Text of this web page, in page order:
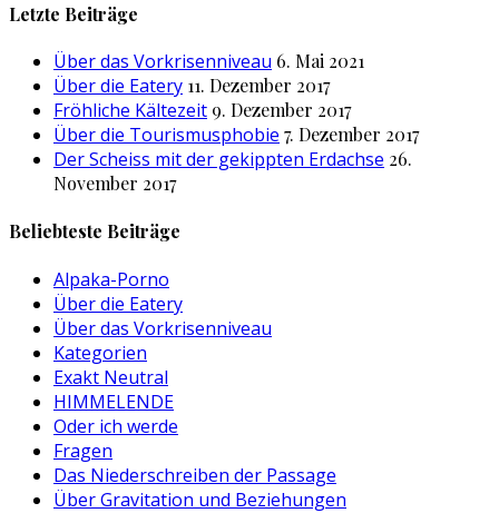
Letzte Beiträge
Über das Vorkrisenniveau 6. Mai 2021
Über die Eatery 11. Dezember 2017
Fröhliche Kältezeit 9. Dezember 2017
Über die Tourismusphobie 7. Dezember 2017
Der Scheiss mit der gekippten Erdachse 26.
November 2017
Beliebteste Beiträge
Alpaka-Porno
Über die Eatery
Über das Vorkrisenniveau
Kategorien
Exakt Neutral
HIMMELENDE
Oder ich werde
Fragen
Das Niederschreiben der Passage
Über Gravitation und Beziehungen